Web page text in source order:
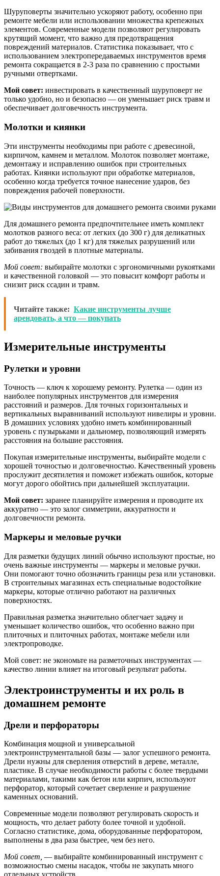
Шуруповерты значительно ускоряют работу, особенно при
ремонте мебели или использовании множества крепежных
элементов. Современные модели позволяют регулировать
крутящий момент, что важно для предотвращения
повреждений материалов. Статистика показывает, что с
использованием электропередаваемых инструментов время
ремонта сокращается в 2-3 раза по сравнению с простыми
ручными отвертками.
Мой совет: инвестировать в качественный шуруповерт не
только удобно, но и безопасно — он уменьшает риск травм и
обеспечивает долговечность инструмента.
Молотки и киянки
Эти инструменты необходимы при работе с древесиной,
кирпичом, камнем и металлом. Молоток позволяет монтаже,
демонтажу и исправлению ошибок при строительных
работах. Киянки используют при обработке материалов,
особенно когда требуется точное нанесение ударов, без
повреждения рабочей поверхности.
Для домашнего ремонта предпочтительнее иметь комплект
молотков разного веса: от легких (до 300 г) для деликатных
работ до тяжелых (до 1 кг) для тяжелых разрушений или
забивания гвоздей в плотные материалы.
Мой совет: выбирайте молотки с эргономичными рукоятками
и качественной головкой — это повысит комфорт работы и
снизит риск ссадин и травм.
Читайте также: Какие инструменты лучше
арендовать, а что — покупать
Измерительные инструменты
Рулетки и уровни
Точность — ключ к хорошему ремонту. Рулетка — один из
наиболее популярных инструментов для измерения
расстояний и размеров. Для точных горизонтальных и
вертикальных выравниваний используют нивелиры и уровни.
В домашних условиях удобно иметь комбинированный
уровень с пузырьками и дальномер, позволяющий измерять
расстояния на большие расстояния.
Покупая измерительные инструменты, выбирайте модели с
хорошей точностью и долговечностью. Качественный уровень
прослужит десятилетия и поможет избежать ошибок, которые
могут дорого обойтись при дальнейшей эксплуатации.
Мой совет: заранее планируйте измерения и проводите их
аккуратно — это залог симметрии, аккуратности и
долговечности ремонта.
Маркеры и меловые ручки
Для разметки будущих линий обычно используют простые, но
очень важные инструменты — маркеры и меловые ручки.
Они помогают точно обозначить границы реза или установки.
В строительных магазинах есть специальные водостойкие
маркеры, которые отлично работают на различных
поверхностях.
Правильная разметка значительно облегчает задачу и
уменьшает количество ошибок, что особенно важно при
плиточных и плиточных работах, монтаже мебели или
электропроводке.
Мой совет: не экономьте на разметочных инструментах —
качество линии влияет на итоговый результат работы.
Электроинструменты и их роль в
домашнем ремонте
Дрели и перфораторы
Комбинация мощной и универсальной
электроинструментальной базы — залог успешного ремонта.
Дрели нужны для сверления отверстий в дереве, металле,
пластике. В случае необходимости работы с более твердыми
материалами, такими как бетон или кирпич, используют
перфоратор, который сочетает сверление и разрушение
каменных оснований.
Современные модели позволяют регулировать скорость и
мощность, что делает работу более точной и удобной.
Согласно статистике, дома, оборудованные перфоратором,
выполнены в два раза быстрее, чем без него.
Мой совет, — выбирайте комбинированный инструмент с
возможностью смены насадок, чтобы не закупать много